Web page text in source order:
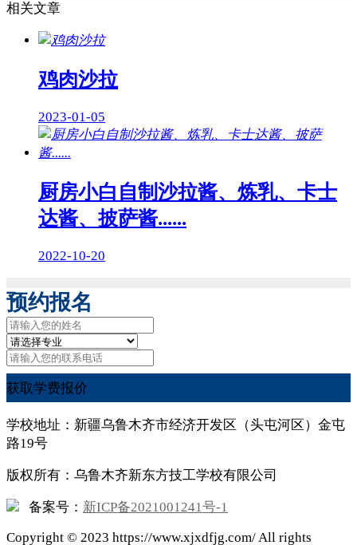
相关文章
鸡肉沙拉
2023-01-05
厨房小白自制沙拉酱、炼乳、卡士
达酱、披萨酱......
2022-10-20
预约报名
获取学费报价
学校地址：新疆乌鲁木齐市经济开发区（头屯河区）金屯
路19号
版权所有：乌鲁木齐新东方技工学校有限公司
备案号： 新ICP备2021001241号-1
Copyright © 2023 https://www.xjxdfjg.com/ All rights